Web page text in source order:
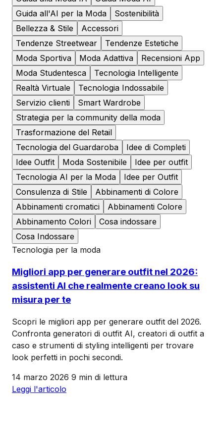
Guida all'AI per la Moda
Sostenibilità
Bellezza & Stile
Accessori
Tendenze Streetwear
Tendenze Estetiche
Moda Sportiva
Moda Adattiva
Recensioni App
Moda Studentesca
Tecnologia Intelligente
Realtà Virtuale
Tecnologia Indossabile
Servizio clienti
Smart Wardrobe
Strategia per la community della moda
Trasformazione del Retail
Tecnologia del Guardaroba
Idee di Completi
Idee Outfit
Moda Sostenibile
Idee per outfit
Tecnologia AI per la Moda
Idee per Outfit
Consulenza di Stile
Abbinamenti di Colore
Abbinamenti cromatici
Abbinamenti Colore
Abbinamento Colori
Cosa indossare
Cosa Indossare
Tecnologia per la moda
Migliori app per generare outfit nel 2026:
assistenti AI che realmente creano look su
misura per te
Scopri le migliori app per generare outfit del 2026.
Confronta generatori di outfit AI, creatori di outfit a
caso e strumenti di styling intelligenti per trovare
look perfetti in pochi secondi.
14 marzo 2026 9 min di lettura
Leggi l'articolo